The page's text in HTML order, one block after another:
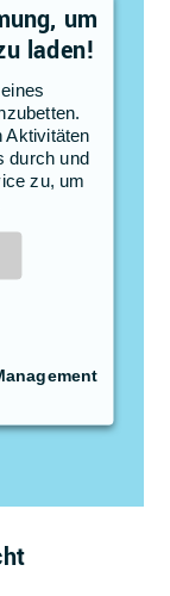
um
laden!
Aktivitäten
durch und
zu, um